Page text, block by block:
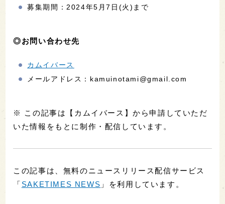
募集期間：2024年5月7日(火)まで
◎お問い合わせ先
カムイバース
メールアドレス：kamuinotami@gmail.com
※ この記事は【カムイバース】から申請していただ
いた情報をもとに制作・配信しています。
この記事は、無料のニュースリリース配信サービス
「 SAKETIMES NEWS 」を利用しています。